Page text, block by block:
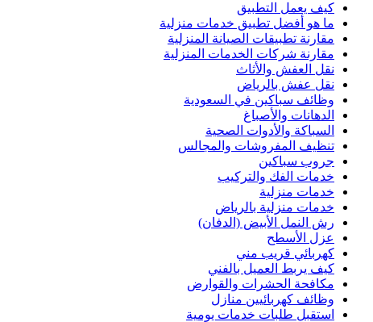
كيف يعمل التطبيق
ما هو أفضل تطبيق خدمات منزلية
مقارنة تطبيقات الصيانة المنزلية
مقارنة شركات الخدمات المنزلية
نقل العفش والأثاث
نقل عفش بالرياض
وظائف سباكين في السعودية
الدهانات والأصباغ
السباكة والأدوات الصحية
تنظيف المفروشات والمجالس
جروب سباكين
خدمات الفك والتركيب
خدمات منزلية
خدمات منزلية بالرياض
رش النمل الأبيض (الدفان)
عزل الأسطح
كهربائي قريب مني
كيف يربط العميل بالفني
مكافحة الحشرات والقوارض
وظائف كهربائيين منازل
استقبل طلبات خدمات يومية